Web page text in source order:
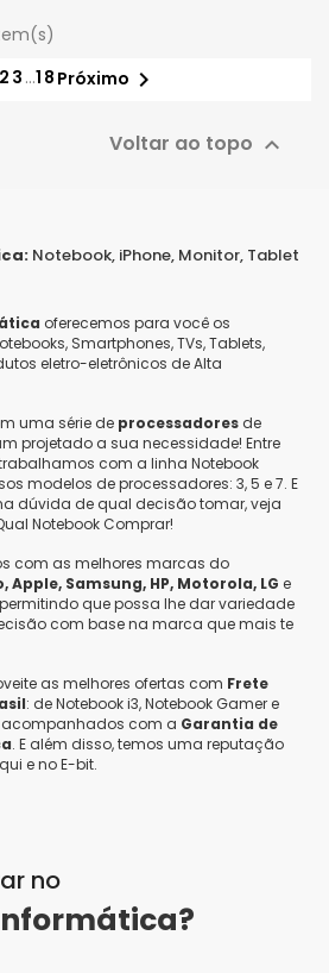
2 3 …18 Próximo 
Voltar ao topo 
Notebook, iPhone, Monitor, Tablet
oferecemos para você os
Smartphones, TVs, Tablets,
eletro-eletrônicos de Alta
uma série de processadores de
projetado a sua necessidade! Entre
com a linha Notebook
modelos de processadores: 3, 5 e 7. E
dúvida de qual decisão tomar, veja
Notebook Comprar!
com as melhores marcas do
Apple, Samsung, HP, Motorola, LG e
que possa lhe dar variedade
com base na marca que mais te
as melhores ofertas com Frete
: de Notebook i3, Notebook Gamer e
acompanhados com a Garantia de
. E além disso, temos uma reputação
e no E-bit.
no